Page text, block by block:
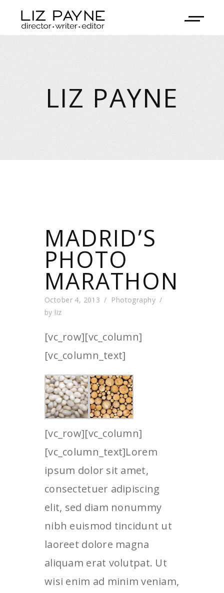
LIZ PAYNE
MADRID’S
PHOTO
MARATHON
October 4, 2013
Photography
by liz
[vc_row][vc_column]
[vc_column_text]
[vc_row][vc_column]
[vc_column_text]Lorem
ipsum dolor sit amet,
consectetuer adipiscing
elit, sed diam nonummy
nibh euismod tincidunt ut
laoreet dolore magna
aliquam erat volutpat. Ut
wisi enim ad minim veniam,